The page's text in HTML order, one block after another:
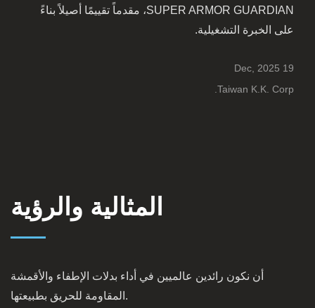
SUPER ARMOR GUARDIAN، مقدماً تقييمًا أصيلاً بناءً
على الخبرة التشغيلية.
19 Dec, 2025
Taiwan K.K. Corp.
المثالية والرؤية
أن نكون رائدين عالميين في أداء بدلات الإطفاء والأقمشة
المقاومة للحريق بطبيعتها.